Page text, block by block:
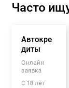
Часто
Автокре
диты
Онлайн
заявка
С 18 лет